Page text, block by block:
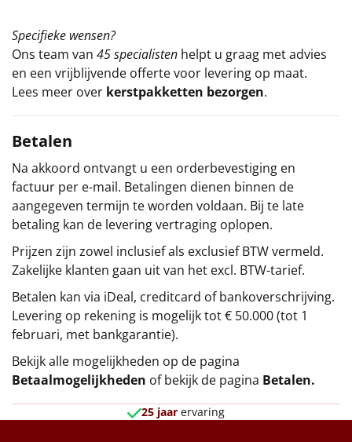
Specifieke wensen?
Ons team van 45 specialisten helpt u graag met advies
en een vrijblijvende offerte voor levering op maat.
Lees meer over kerstpakketten bezorgen.
Betalen
Na akkoord ontvangt u een orderbevestiging en
factuur per e-mail. Betalingen dienen binnen de
aangegeven termijn te worden voldaan. Bij te late
betaling kan de levering vertraging oplopen.
Prijzen zijn zowel inclusief als exclusief BTW vermeld.
Zakelijke klanten gaan uit van het excl. BTW-tarief.
Betalen kan via iDeal, creditcard of bankoverschrijving.
Levering op rekening is mogelijk tot € 50.000 (tot 1
februari, met bankgarantie).
Bekijk alle mogelijkheden op de pagina
Betaalmogelijkheden of bekijk de pagina Betalen.
25 jaar ervaring